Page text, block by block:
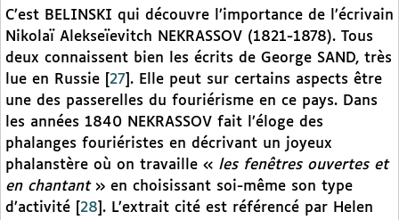
C’est BELINSKI qui découvre l’importance de l’écrivain
Nikolaï Alekseïevitch NEKRASSOV (1821-1878). Tous
deux connaissent bien les écrits de George SAND, très
lue en Russie
27 . Elle peut sur certains aspects être
une des passerelles du fouriérisme en ce pays. Dans
les années 1840 NEKRASSOV fait l’éloge des
phalanges fouriéristes en décrivant un joyeux
phalanstère où on travaille « les fenêtres ouvertes et
en chantant» en choisissant soi-même son type
d’activité
28 . L’extrait cité est référencé par Helen